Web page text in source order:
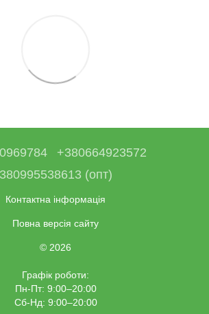
+380664923572
(опт)
Контактна інформація
Повна версія сайту
© 2026
Графік роботи:
Пн-Пт: 9:00–20:00
Сб-Нд: 9:00–20:00